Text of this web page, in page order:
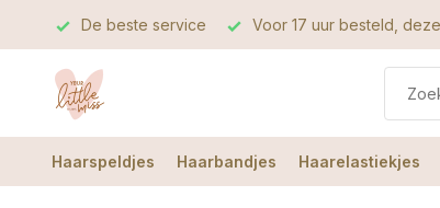
De beste service Voor 17 uur besteld,
Haarspeldjes Haarbandjes Haarelastiekjes